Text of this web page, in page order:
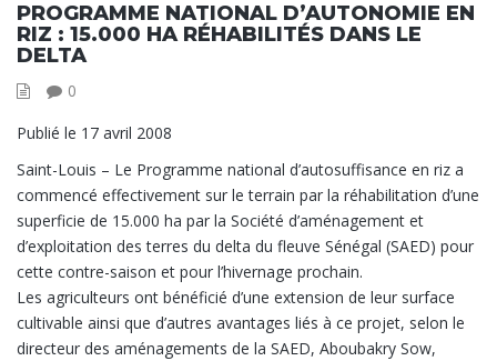
PROGRAMME NATIONAL D’AUTONOMIE EN
RIZ : 15.000 HA RÉHABILITÉS DANS LE
DELTA
0
Publié le 17 avril 2008
Saint-Louis – Le Programme national d’autosuffisance en riz a
commencé effectivement sur le terrain par la réhabilitation d’une
superficie de 15.000 ha par la Société d’aménagement et
d’exploitation des terres du delta du fleuve Sénégal (SAED) pour
cette contre-saison et pour l’hivernage prochain.
Les agriculteurs ont bénéficié d’une extension de leur surface
cultivable ainsi que d’autres avantages liés à ce projet, selon le
directeur des aménagements de la SAED, Aboubakry Sow,